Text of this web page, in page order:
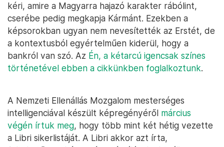
kéri, amire a Magyarra hajazó karakter rábólint,
cserébe pedig megkapja Kármánt. Ezekben a
képsorokban ugyan nem nevesítették az Erstét, de
a kontextusból egyértelműen kiderül, hogy a
bankról van szó. Az Én, a kétarcú igencsak színes
történetével ebben a cikkünkben foglalkoztunk.
A Nemzeti Ellenállás Mozgalom mesterséges
intelligenciával készült képregényéről március
végén írtuk meg, hogy több mint két hétig vezette
a Libri sikerlistáját. A Libri akkor azt írta,